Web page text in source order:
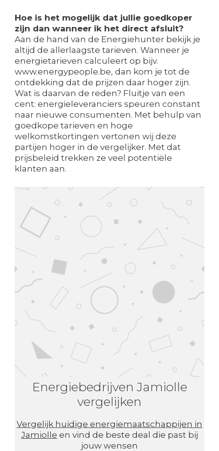
Hoe is het mogelijk dat jullie goedkoper
zijn dan wanneer ik het direct afsluit?
Aan de hand van de Energiehunter bekijk je
altijd de allerlaagste tarieven. Wanneer je
energietarieven calculeert op bijv.
www.energypeople.be, dan kom je tot de
ontdekking dat de prijzen daar hoger zijn.
Wat is daarvan de reden? Fluitje van een
cent: energieleveranciers speuren constant
naar nieuwe consumenten. Met behulp van
goedkope tarieven en hoge
welkomstkortingen vertonen wij deze
partijen hoger in de vergelijker. Met dat
prijsbeleid trekken ze veel potentiële
klanten aan.
Energiebedrijven Jamiolle
vergelijken
Vergelijk huidige energiemaatschappijen in
Jamiolle en vind de beste deal die past bij
jouw wensen